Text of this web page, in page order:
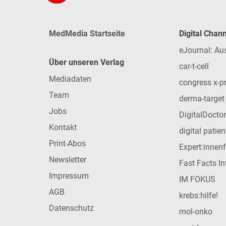
MedMedia Startseite
Über unseren Verlag
Mediadaten
Team
Jobs
Kontakt
Print-Abos
Newsletter
Impressum
AGB
Datenschutz
Digital
eJournal:
car-t-cell
congress x-
derma-target
DigitalDoctor
digital
Fast Facts
IM FOKUS
krebs:hilfe!
mol-onko